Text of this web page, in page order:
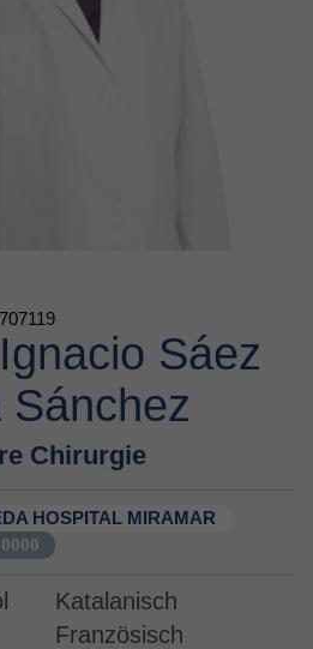
Sáez
Chirurgie
HOSPITAL MIRAMAR
Katalanisch
Französisch